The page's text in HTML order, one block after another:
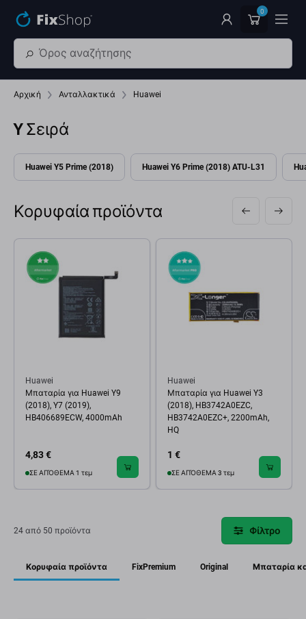
0
Αρχική Ανταλλακτικά Huawei
Y Σειρά
Huawei Y5 Prime (2018) Huawei Y6 Prime (2018) ATU-L31
Κορυφαία προϊόντα
Huawei
Μπαταρία για Huawei Y9
(2018), Y7 (2019),
HB406689ECW, 4000mAh
4,83 €
ΣΕ ΑΠΌΘΕΜΑ 1 τεμ
Huawei
Μπαταρία για Huawei Y3
(2018), HB3742A0EZC,
HB3742A0EZC+, 2200mAh,
HQ
1 €
ΣΕ ΑΠΌΘΕΜΑ 3 τεμ
24 από 50 προϊόντα Φίλτρο
Κορυφαία προϊόντα FixPremium Original Μπαταρία